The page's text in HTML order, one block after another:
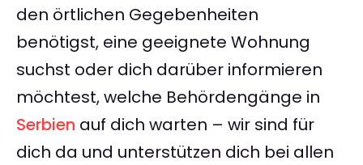
den örtlichen Gegebenheiten
benötigst, eine geeignete Wohnung
suchst oder dich darüber informieren
möchtest, welche Behördengänge in
Serbien auf dich warten – wir sind für
dich da und unterstützen dich bei allen